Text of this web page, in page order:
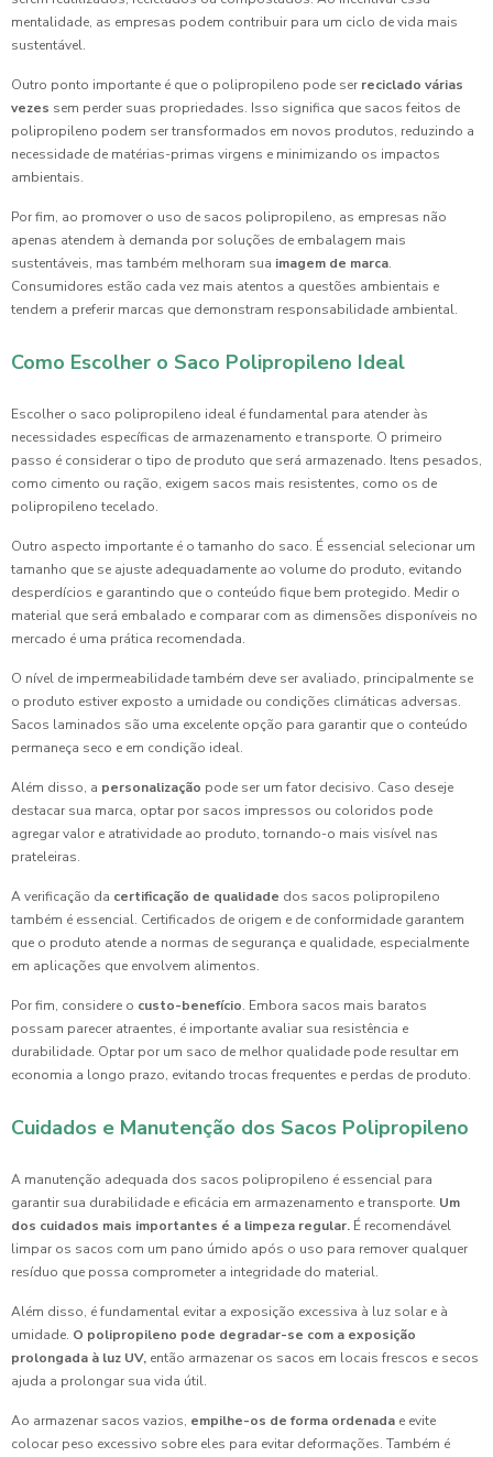
mentalidade, as empresas podem contribuir para um ciclo de vida mais
sustentável.
Outro ponto importante é que o polipropileno pode ser reciclado várias
vezes sem perder suas propriedades. Isso significa que sacos feitos de
polipropileno podem ser transformados em novos produtos, reduzindo a
necessidade de matérias-primas virgens e minimizando os impactos
ambientais.
Por fim, ao promover o uso de sacos polipropileno, as empresas não
apenas atendem à demanda por soluções de embalagem mais
sustentáveis, mas também melhoram sua imagem de marca.
Consumidores estão cada vez mais atentos a questões ambientais e
tendem a preferir marcas que demonstram responsabilidade ambiental.
Como Escolher o Saco Polipropileno Ideal
Escolher o saco polipropileno ideal é fundamental para atender às
necessidades específicas de armazenamento e transporte. O primeiro
passo é considerar o tipo de produto que será armazenado. Itens pesados,
como cimento ou ração, exigem sacos mais resistentes, como os de
polipropileno tecelado.
Outro aspecto importante é o tamanho do saco. É essencial selecionar um
tamanho que se ajuste adequadamente ao volume do produto, evitando
desperdícios e garantindo que o conteúdo fique bem protegido. Medir o
material que será embalado e comparar com as dimensões disponíveis no
mercado é uma prática recomendada.
O nível de impermeabilidade também deve ser avaliado, principalmente se
o produto estiver exposto a umidade ou condições climáticas adversas.
Sacos laminados são uma excelente opção para garantir que o conteúdo
permaneça seco e em condição ideal.
Além disso, a personalização pode ser um fator decisivo. Caso deseje
destacar sua marca, optar por sacos impressos ou coloridos pode
agregar valor e atratividade ao produto, tornando-o mais visível nas
prateleiras.
A verificação da certificação de qualidade dos sacos polipropileno
também é essencial. Certificados de origem e de conformidade garantem
que o produto atende a normas de segurança e qualidade, especialmente
em aplicações que envolvem alimentos.
Por fim, considere o custo-benefício. Embora sacos mais baratos
possam parecer atraentes, é importante avaliar sua resistência e
durabilidade. Optar por um saco de melhor qualidade pode resultar em
economia a longo prazo, evitando trocas frequentes e perdas de produto.
Cuidados e Manutenção dos Sacos Polipropileno
A manutenção adequada dos sacos polipropileno é essencial para
garantir sua durabilidade e eficácia em armazenamento e transporte. Um
dos cuidados mais importantes é a limpeza regular. É recomendável
limpar os sacos com um pano úmido após o uso para remover qualquer
resíduo que possa comprometer a integridade do material.
Além disso, é fundamental evitar a exposição excessiva à luz solar e à
umidade. O polipropileno pode degradar-se com a exposição
prolongada à luz UV, então armazenar os sacos em locais frescos e secos
ajuda a prolongar sua vida útil.
Ao armazenar sacos vazios, empilhe-os de forma ordenada e evite
colocar peso excessivo sobre eles para evitar deformações. Também é